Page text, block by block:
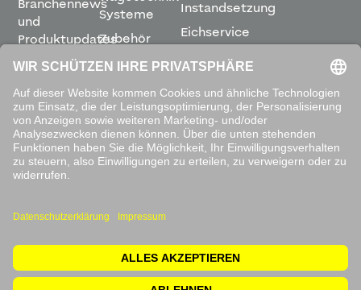
Branchennews
und
Produktupdates
direkt in
Ihren
Posteingang.
ABONNIEREN
Sie unsere
Datenschutzbestimmungen
Systeme
Zubehör
Software
Instandsetzung
Eichservice
Montage &
Inbetriebnahme
Leihwaagen
&
Mietservice